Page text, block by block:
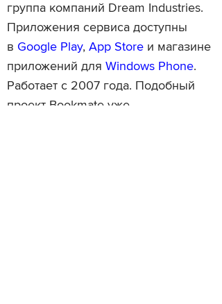
группа компаний Dream Industries.
Приложения сервиса доступны
в Google Play, App Store и магазине
приложений для Windows Phone.
Работает с 2007 года. Подобный
проект Bookmate уже